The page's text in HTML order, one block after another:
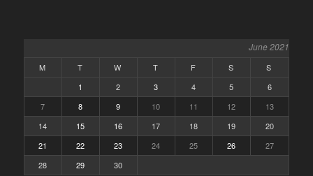
June 2021
M T W T F S
S
1
2 3 4 5
6
7
8 9 10 11 12
13
14
15 16 17 18 19
20
21
22 23 24 25 26
27
28
29 30